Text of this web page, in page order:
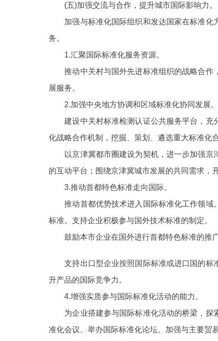
(五)加强交流与合作，提升城市国际影响力。
加强与标准化国际组织和发达国家在标准化
务。
1.汇聚国际标准化服务资源。
推动中关村与国外先进标准组织的战略合作
展服务。
2.加强中央地方协调和区域标准化协同发展。
建设中关村标准检测认证公共服务平台，充
化战略合作机制，挖掘、策划、遴选重大标准化
以京津冀都市圈建设为契机，进一步加强京
的互动平台；围绕京津冀城市发展的共同需求，
3.推动首都特色标准走向国际。
推动首都优势技术进入国际标准化工作领域
标准。支持企业积极参与国外技术标准的制定。
鼓励本市企业在国外进行首都特色标准的推
支持出口型企业按照国际标准或进口国的标
升产品的国际竞争力。
4.增强实质参与国际标准化活动的能力。
为企业搭建参与国际标准化活动的桥梁，探
准化会议、举办国际标准化论坛。加强与主要贸